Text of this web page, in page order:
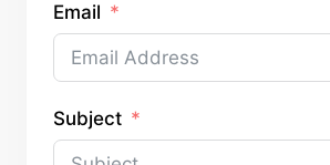
Email
Subject